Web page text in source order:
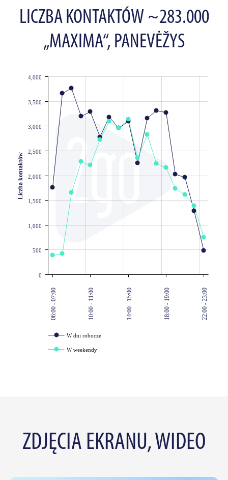
LICZBA KONTAKTÓW ~283.000
„MAXIMA“, PANEVĖŽYS
06:00 - 07:00 10:00 - 11:00 14:00 - 15:00 18:00 - 19:00 22:00 - 23:00
0
500
1,000
1,500
2,000
2,500
3,000
3,500
4,000
Liczba kontaktów
W dni robocze
W weekendy
ZDJĘCIA EKRANU, WIDEO